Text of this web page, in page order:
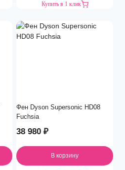
Купить в 1 клик
Фен Dyson Supersonic HD08
Fuchsia
38 980 ₽
В корзину